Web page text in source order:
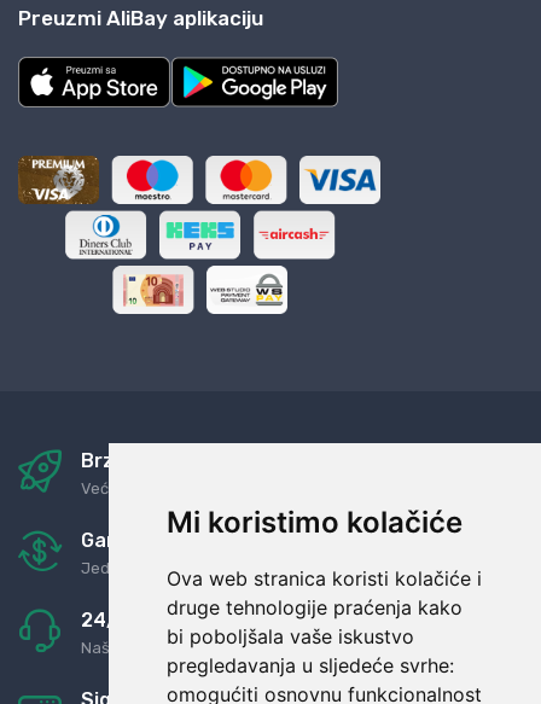
Mi koristimo kolačiće
Ova web stranica koristi kolačiće i
druge tehnologije praćenja kako
bi poboljšala vaše iskustvo
pregledavanja u sljedeće svrhe:
omogućiti osnovnu funkcionalnost
Preuzmi AliBay aplikaciju
Brza i sigurna dostava
Već za nekoliko dana kod vas
Garancija u povrat novaca
Jednostavno pravilo: Roba za novac
24/7 odlična podrška
Naši agenti uvijek na raspolaganju